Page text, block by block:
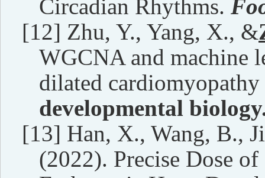
Circadian Rhythms.
[12] Zhu, Y., Yang, X., &
WGCNA and machine
dilated
developmental
[13] Han, X., Wang, B.,
(2022). Precise Dose